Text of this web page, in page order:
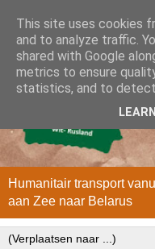
Humanitair transport
aan Zee naar Belarus
This site uses cookies
and to analyze traffic.
shared with Google
metrics to ensure
statistics, and to detect